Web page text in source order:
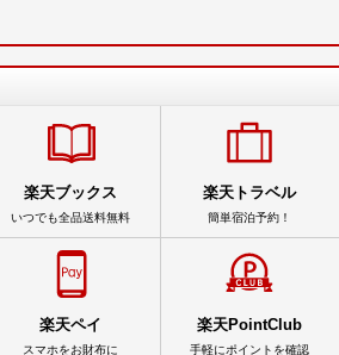
楽天ブックス
いつでも全品送料無料
楽天トラベル
簡単宿泊予約！
楽天ペイ
スマホをお財布に
楽天PointClub
手軽にポイントを確認